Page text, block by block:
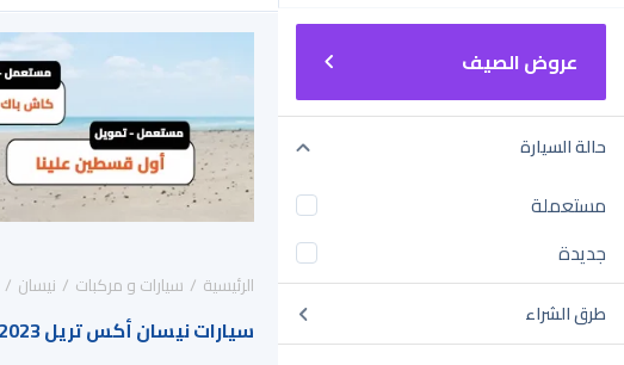
عروض الصيف
حالة السيارة
مستعملة
جديدة
طرق الشراء
الرئيسية سيارات و مركبات نيسان
سيارات نيسان أكس تريل 2023 للبيع في السعودية